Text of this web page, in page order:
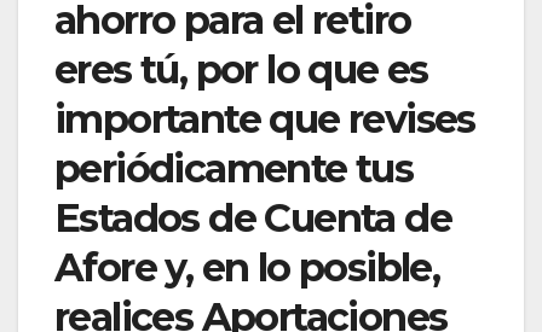
ahorro para el retiro
eres tú, por lo que es
importante que revises
periódicamente tus
Estados de Cuenta de
Afore y, en lo posible,
realices Aportaciones